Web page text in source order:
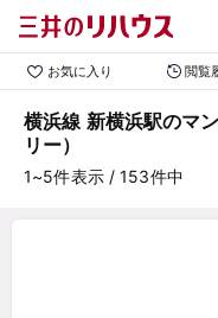
お気に入り 閲覧
横浜線 新横浜駅のマ
リー）
1~5件表示/ 153件中